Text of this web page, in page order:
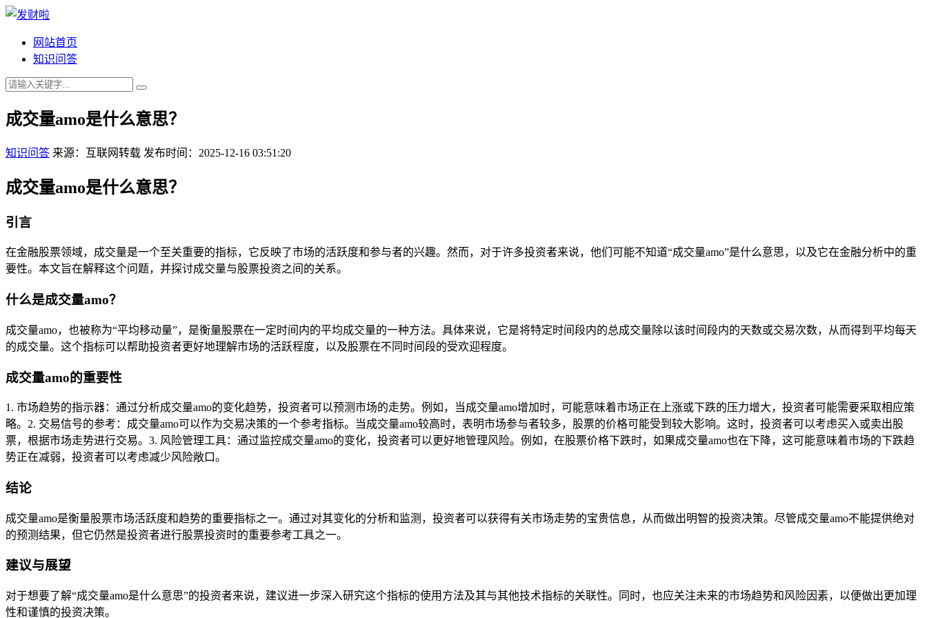
网站首页
知识问答
成交量amo是什么意思？
知识问答 来源：互联网转载 发布时间：2025-12-16 03:51:20
成交量amo是什么意思？
引言
在金融股票领域，成交量是一个至关重要的指标，它反映了市场的活跃度和参与者的兴趣。然而，对于许多投资者来说，他们可能不知道“成交量amo”是什么意思，以及它在金融分析中的重
要性。本文旨在解释这个问题，并探讨成交量与股票投资之间的关系。
什么是成交量amo？
成交量amo，也被称为“平均移动量”，是衡量股票在一定时间内的平均成交量的一种方法。具体来说，它是将特定时间段内的总成交量除以该时间段内的天数或交易次数，从而得到平均每天
的成交量。这个指标可以帮助投资者更好地理解市场的活跃程度，以及股票在不同时间段的受欢迎程度。
成交量amo的重要性
1. 市场趋势的指示器：通过分析成交量amo的变化趋势，投资者可以预测市场的走势。例如，当成交量amo增加时，可能意味着市场正在上涨或下跌的压力增大，投资者可能需要采取相应策
略。2. 交易信号的参考：成交量amo可以作为交易决策的一个参考指标。当成交量amo较高时，表明市场参与者较多，股票的价格可能受到较大影响。这时，投资者可以考虑买入或卖出股
票，根据市场走势进行交易。3. 风险管理工具：通过监控成交量amo的变化，投资者可以更好地管理风险。例如，在股票价格下跌时，如果成交量amo也在下降，这可能意味着市场的下跌趋
势正在减弱，投资者可以考虑减少风险敞口。
结论
成交量amo是衡量股票市场活跃度和趋势的重要指标之一。通过对其变化的分析和监测，投资者可以获得有关市场走势的宝贵信息，从而做出明智的投资决策。尽管成交量amo不能提供绝对
的预测结果，但它仍然是投资者进行股票投资时的重要参考工具之一。
建议与展望
对于想要了解“成交量amo是什么意思”的投资者来说，建议进一步深入研究这个指标的使用方法及其与其他技术指标的关联性。同时，也应关注未来的市场趋势和风险因素，以便做出更加理
性和谨慎的投资决策。